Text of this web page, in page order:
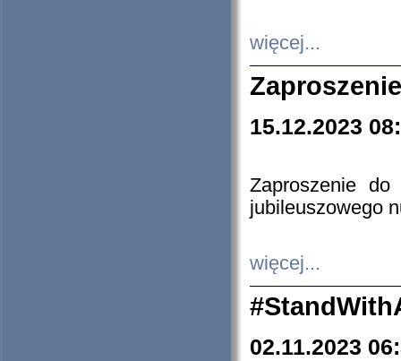
więcej...
15.12.2023
Zaproszenie do
jubileuszowego
więcej...
02.11.2023